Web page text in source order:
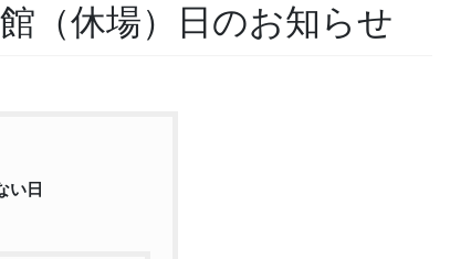
（休場）日のお知らせ
い日